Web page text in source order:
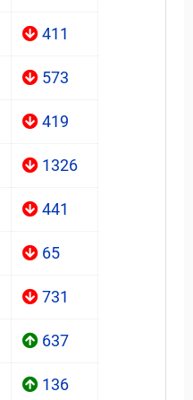
411
573
419
1326
441
65
731
637
136